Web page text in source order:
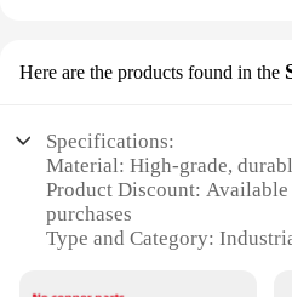
Here are the products found in the
Specifications:
Material: High-grade,
Product Discount:
purchases
Type and Category: